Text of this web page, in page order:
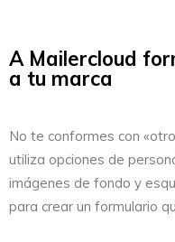
A Mailercloud
a tu marca
No te conformes con
utiliza opciones de
imágenes de fondo y
para crear un formulario